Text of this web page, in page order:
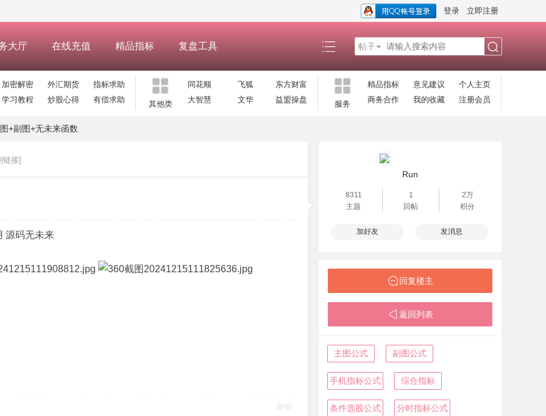
登录 立即注册
大厅 在线充值 精品指标 复盘工具 帖子
加密解密 外汇期货
指标求助
学习教程
炒股心得 有偿求助 其他类
同花顺 飞狐
东方财富
大智慧
文华 益盟操盘 服务
精品指标 意见建议
个人主页
商务合作
我的收藏 注册会员
+副图+无未来函数
链接]
源码无未来
举报
Run
8311
主题
1
回帖
2万
积分
加好友 发消息
回复楼主
返回列表
主图公式 副图公式
手机指标公式 综合指标
条件选股公式 分时指标公式